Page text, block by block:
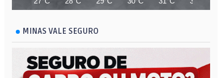
MINAS VALE SEGURO